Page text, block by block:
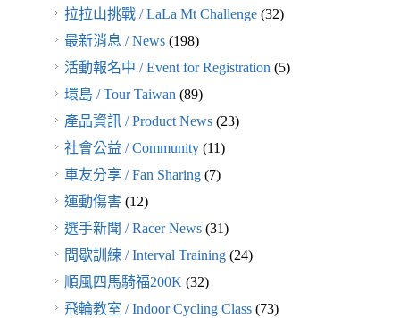
拉拉山挑戰 / LaLa Mt Challenge(32)
最新消息 / News(198)
活動報名中 / Event for Registration (5)
環島 / Tour Taiwan (89)
產品資訊 / Product News(23)
社會公益 / Community(11)
車友分享 / Fan Sharing(7)
運動傷害(12)
選手新聞 / Racer News(31)
間歇訓練 / Interval Training(24)
順風四馬騎福200K (32)
飛輪教室 / Indoor Cycling Class(73)